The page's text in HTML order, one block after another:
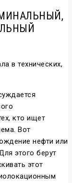
в технических,
кто ищет
Вот
нефти или
этого берут
этот